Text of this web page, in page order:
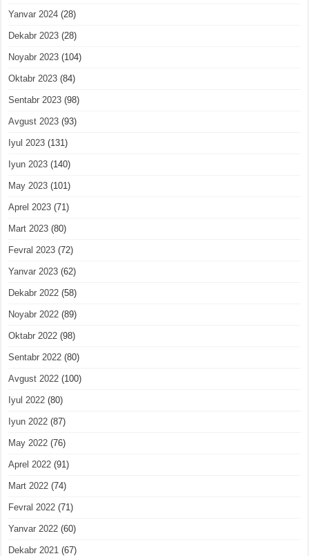
Yanvar 2024 (28)
Dekabr 2023 (28)
Noyabr 2023 (104)
Oktabr 2023 (84)
Sentabr 2023 (98)
Avgust 2023 (93)
Iyul 2023 (131)
Iyun 2023 (140)
May 2023 (101)
Aprel 2023 (71)
Mart 2023 (80)
Fevral 2023 (72)
Yanvar 2023 (62)
Dekabr 2022 (58)
Noyabr 2022 (89)
Oktabr 2022 (98)
Sentabr 2022 (80)
Avgust 2022 (100)
Iyul 2022 (80)
Iyun 2022 (87)
May 2022 (76)
Aprel 2022 (91)
Mart 2022 (74)
Fevral 2022 (71)
Yanvar 2022 (60)
Dekabr 2021 (67)